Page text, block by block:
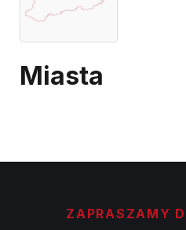
Miasta
ZAPRASZAMY